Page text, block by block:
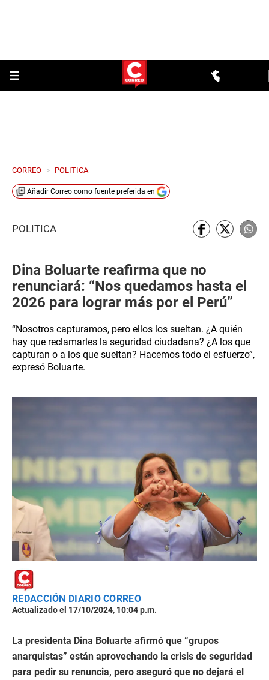
CORREO > POLITICA
Añadir Correo como fuente preferida en
POLÍTICA
Dina Boluarte reafirma que no
renunciará: “Nos quedamos hasta el
2026 para lograr más por el Perú”
“Nosotros capturamos, pero ellos los sueltan. ¿A quién
hay que reclamarles la seguridad ciudadana? ¿A los que
capturan o a los que sueltan? Hacemos todo el esfuerzo”,
expresó Boluarte.
REDACCIÓN DIARIO CORREO
Actualizado el 17/10/2024, 10:04 p.m.
La presidenta Dina Boluarte afirmó que “grupos
anarquistas” están aprovechando la crisis de seguridad
para pedir su renuncia, pero aseguró que no dejará el